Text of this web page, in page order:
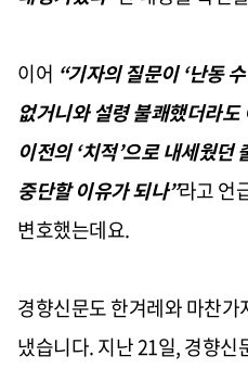
이어 “기자의 질문이‘난동
없거니와 설령 불쾌했더라
이전의‘치적’으로 내세웠던
중단할 이유가 되나”라고 언
변호했는데요.
경향신문도 한겨레와 마찬
냈습니다.지난21일,경향신